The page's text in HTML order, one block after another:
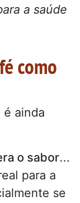
a saúde
como
ainda
o sabor...
para a
se